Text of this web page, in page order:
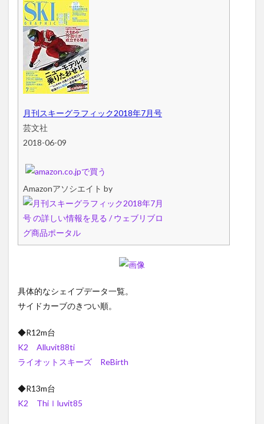
月刊スキーグラフィック2018年7月号
芸文社
2018-06-09
Amazonアソシエイト by
具体的なシェイプデータ一覧。
サイドカーブのきつい順。
◆R12m台
K2 Alluvit88ti
ライオットスキーズ ReBirth
◆R13m台
K2 Thiｌluvit85